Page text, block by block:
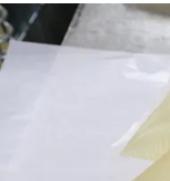
SITEMAP
KEBIJAKAN